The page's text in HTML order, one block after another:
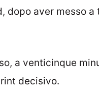
dopo aver messo
a venticinque
decisivo.